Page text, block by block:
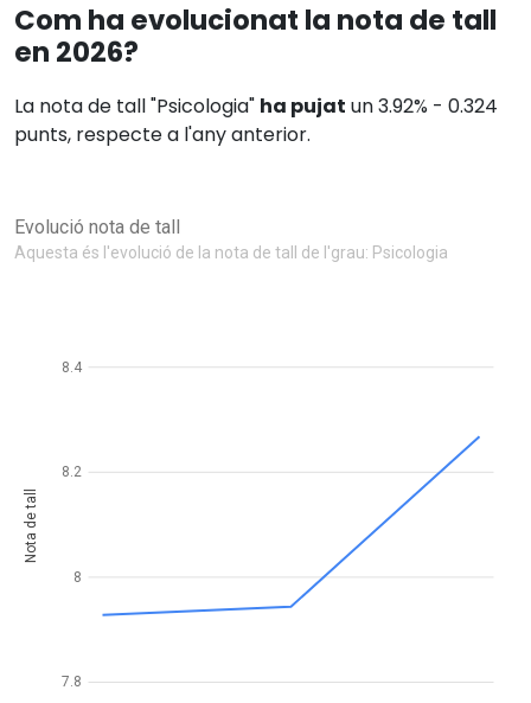
Com ha evolucionat la nota de tall
en 2026?
La nota de tall "Psicologia" ha pujat un 3.92% - 0.324
punts, respecte a l'any anterior.
Evolució nota de tall
Aquesta és l'evolució de la nota de tall de l'grau: Psicologia
7.8
8
8.2
8.4
Nota de tall